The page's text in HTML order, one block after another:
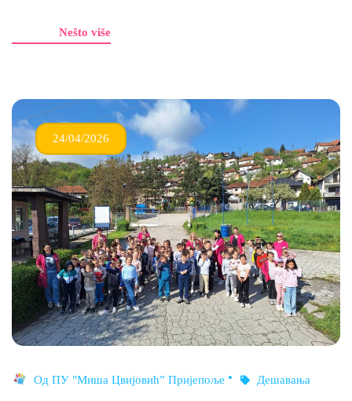
Nešto više
24/04/2026
Од ПУ "Миша Цвијовић” Пријепоље Дешавања